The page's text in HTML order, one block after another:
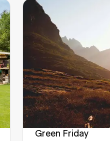
Green Friday